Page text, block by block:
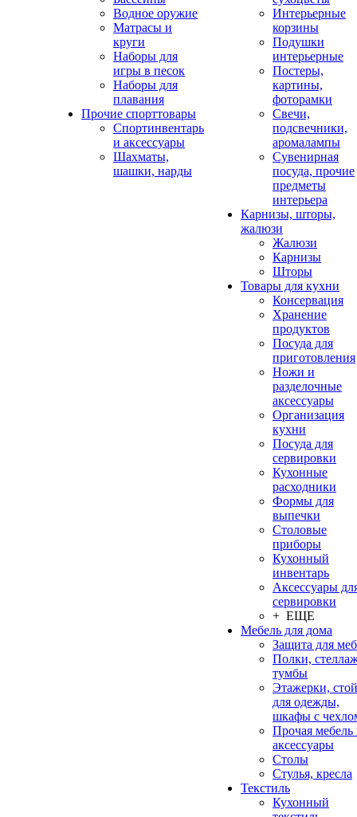
Водное оружие
Матрасы и
круги
Наборы для
игры в песок
Наборы для
плавания
Прочие спорттовары
Спортинвентарь
и аксессуары
Шахматы,
шашки, нарды
Интерьерные
корзины
Подушки
интерьерные
Постеры,
картины,
фоторамки
Свечи,
подсвечники,
аромалампы
Сувенирная
посуда, прочие
предметы
интерьера
Карнизы, шторы,
жалюзи
Жалюзи
Карнизы
Шторы
Товары для кухни
Консервация
Хранение
продуктов
Посуда для
приготовления
Ножи и
разделочные
аксессуары
Организация
кухни
Посуда для
сервировки
Кухонные
расходники
Формы для
выпечки
Столовые
приборы
Кухонный
инвентарь
Аксессуары
сервировки
+ ЕЩЕ
Мебель для дома
Защита для
Полки,
тумбы
Этажерки,
для одежды,
шкафы с
Прочая мебель
аксессуары
Столы
Стулья, кресла
Текстиль
Кухонный